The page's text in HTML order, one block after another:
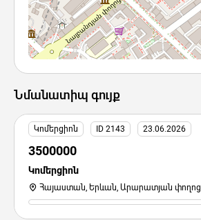
Նմանատիպ գույք
Կոմերցիոն ID 2143 23.06.2026
3500000
Կոմերցիոն
Հայաստան, Երևան, Արարատյան փողոց